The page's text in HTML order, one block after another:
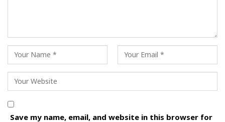
Save my name, email, and website in this browser for